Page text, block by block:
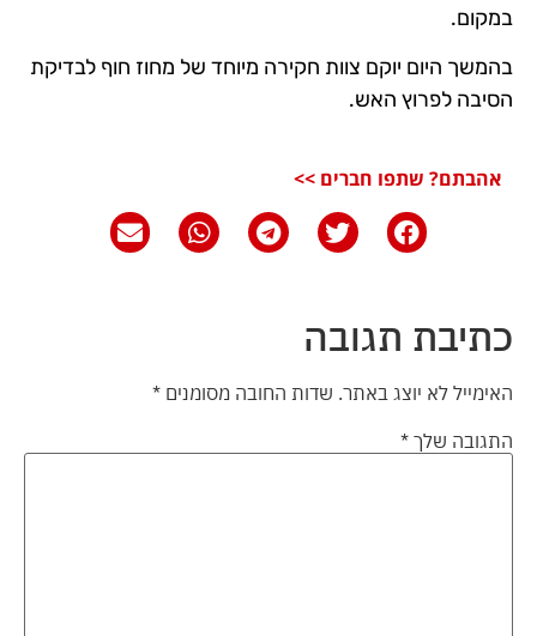
במקום.
בהמשך היום יוקם צוות חקירה מיוחד של מחוז חוף לבדיקת
הסיבה לפרוץ האש.
אהבתם? שתפו חברים >>
כתיבת תגובה
האימייל לא יוצג באתר. שדות החובה מסומנים *
התגובה שלך *